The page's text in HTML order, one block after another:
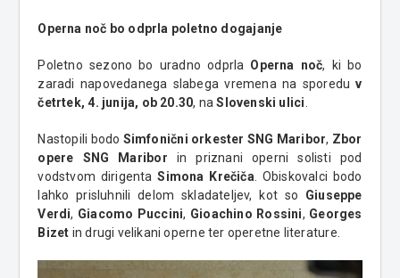
Operna noč bo odprla poletno dogajanje
Poletno sezono bo uradno odprla Operna noč, ki bo
zaradi napovedanega slabega vremena na sporeduv
četrtek, 4. junija, ob 20.30, naSlovenski ulici
Nastopili bodo Simfonični orkester SNG Maribor, Zbor
opere SNG Maribor in priznani operni solisti pod
vodstvom dirigentaSimona Krečiča . Obiskovalci bodo
lahko prisluhnili delom skladateljev, kot so Giuseppe
Verdi, Giacomo Puccini, Gioachino Rossini, Georges
Bizet in drugi velikani operne ter operetne literature.